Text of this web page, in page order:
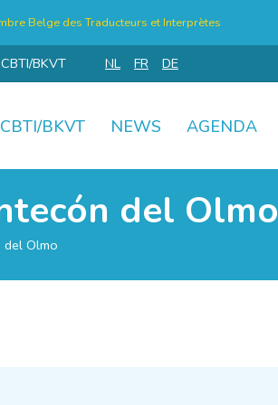
Belge des Traducteurs et Interprètes
BKVT NL FR DE
BKVT NEWS AGENDA
del Olmo
Olmo